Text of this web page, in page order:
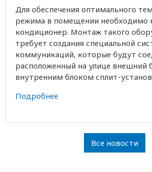
Для обеспечения оптимального
режима в помещении необходимо
кондиционер. Монтаж такого
требует создания специальной
коммуникаций, которые будут
расположенный на улице внешний
внутренним блоком сплит-
Подробнее
Все новости